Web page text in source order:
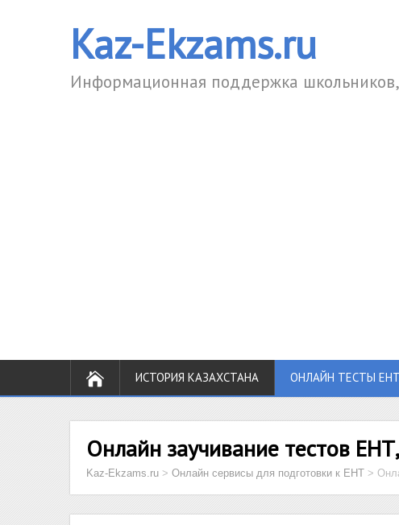
Kaz-Ekzams.ru
Информационная поддержка
ИСТОРИЯ КАЗАХСТАНА ОНЛАЙН ТЕСТЫ ЕНТ
Онлайн заучивание тестов
Kaz-Ekzams.ru > Онлайн сервисы для подготовки к ЕНТ >